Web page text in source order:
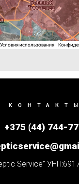
+375 (44) 744-
Service”